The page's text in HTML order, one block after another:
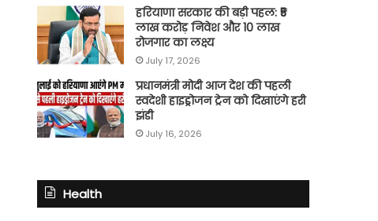
हरियाणा सरकार की बड़ी पहल: ₹5
लाख करोड़ निवेश और 10 लाख
रोजगार का लक्ष्य
July 17, 2026
प्रधानमंत्री मोदी आज देश की पहली
स्वदेशी हाइड्रोजन ट्रेन को दिखाएंगे हरी
झंडी
July 16, 2026
Health